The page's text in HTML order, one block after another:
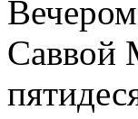
Саввой